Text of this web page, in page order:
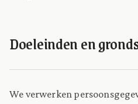
Doeleinden en
We verwerken